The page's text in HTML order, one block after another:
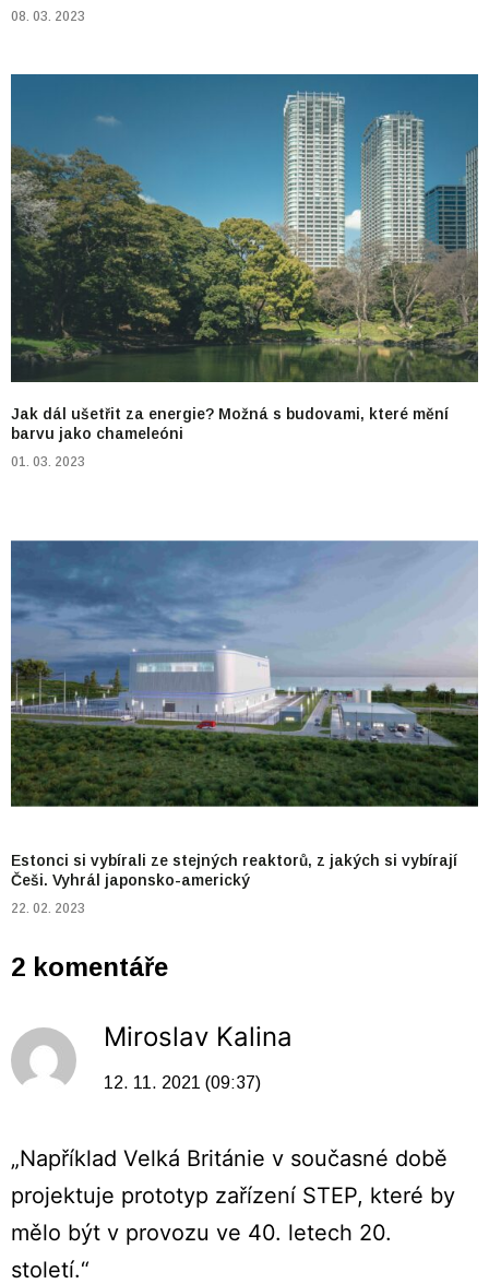
08. 03. 2023
Jak dál ušetřit za energie? Možná s budovami, které mění
barvu jako chameleóni
01. 03. 2023
Estonci si vybírali ze stejných reaktorů, z jakých si vybírají
Češi. Vyhrál japonsko-americký
22. 02. 2023
2 komentáře
Miroslav Kalina
12. 11. 2021 (09:37)
„Například Velká Británie v současné době
projektuje prototyp zařízení STEP, které by
mělo být v provozu ve 40. letech 20.
století.“